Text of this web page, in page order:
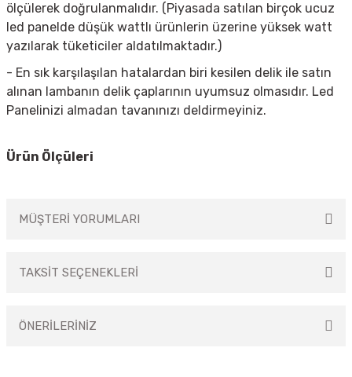
ölçülerek doğrulanmalıdır. (Piyasada satılan birçok ucuz
led panelde düşük wattlı ürünlerin üzerine yüksek watt
yazılarak tüketiciler aldatılmaktadır.)
- En sık karşılaşılan hatalardan biri kesilen delik ile satın
alınan lambanın delik çaplarının uyumsuz olmasıdır. Led
Panelinizi almadan tavanınızı deldirmeyiniz.
Ürün Ölçüleri
MÜŞTERİ YORUMLARI
TAKSİT SEÇENEKLERİ
ÖNERİLERİNİZ